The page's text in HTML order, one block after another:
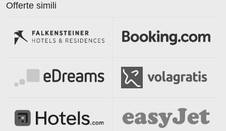
Offerte simili